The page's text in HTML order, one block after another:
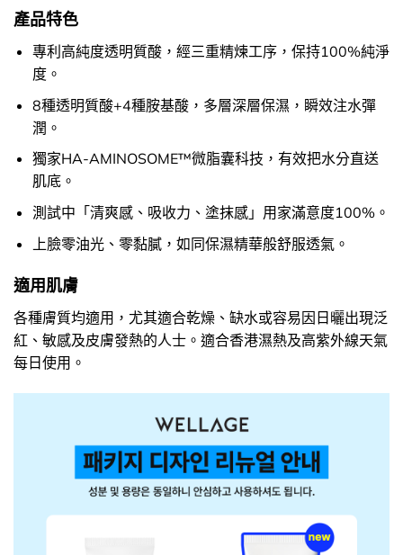
產品特色
專利高純度透明質酸，經三重精煉工序，保持100%純淨
度。
8種透明質酸+4種胺基酸，多層深層保濕，瞬效注水彈
潤。
獨家HA-AMINOSOME™微脂囊科技，有效把水分直送
肌底。
測試中「清爽感、吸收力、塗抹感」用家滿意度100%。
上臉零油光、零黏膩，如同保濕精華般舒服透氣。
適用肌膚
各種膚質均適用，尤其適合乾燥、缺水或容易因日曬出現泛
紅、敏感及皮膚發熱的人士。適合香港濕熱及高紫外線天氣
每日使用。